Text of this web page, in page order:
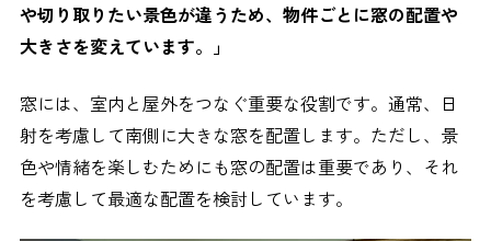
や切り取りたい景色が違うため、物件ごとに窓の配置や
大きさを変えています。」
窓には、室内と屋外をつなぐ重要な役割です。通常、日
射を考慮して南側に大きな窓を配置します。ただし、景
色や情緒を楽しむためにも窓の配置は重要であり、それ
を考慮して最適な配置を検討しています。